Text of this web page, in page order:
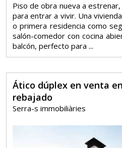
Piso de obra nueva a
para entrar a vivir. Una
o primera residencia como
salón-comedor con cocina
balcón, perfecto para ...
Ático dúplex en venta
rebajado
Serra-s immobiliàries